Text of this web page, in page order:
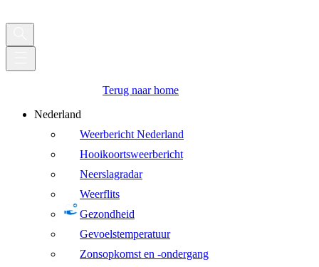
Terug naar home
Nederland
Weerbericht Nederland
Hooikoortsweerbericht
Neerslagradar
Weerflits
Gezondheid
Gevoelstemperatuur
Zonsopkomst en -ondergang